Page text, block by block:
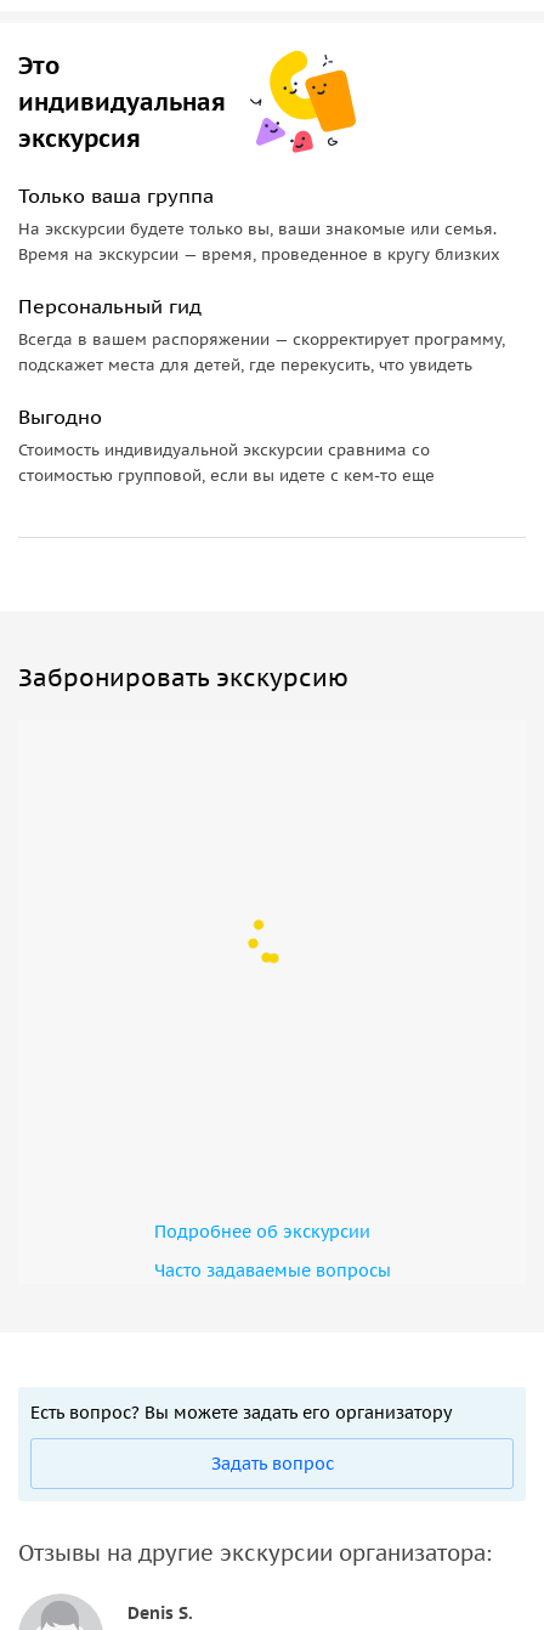
Это
индивидуальная
экскурсия
Только ваша группа
На экскурсии будете только вы, ваши знакомые или семья.
Время на экскурсии — время, проведенное в кругу близких
Персональный гид
Всегда в вашем распоряжении — скорректирует программу,
подскажет места для детей, где перекусить, что увидеть
Выгодно
Стоимость индивидуальной экскурсии сравнима со
стоимостью групповой, если вы идете с кем-то еще
Забронировать экскурсию
Подробнее об экскурсии
Часто задаваемые вопросы
Есть вопрос? Вы можете задать его организатору
Задать вопрос
Отзывы на другие экскурсии организатора:
Denis S.